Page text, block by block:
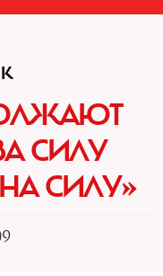
СИЛУ
СИЛУ»